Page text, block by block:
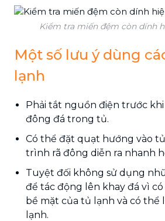
Kiểm tra miến đệm còn dính
Một số lưu ý dùng
lạnh
Phải tắt nguồn điện trước khi
đông đá trong tủ.
Có thể đặt quạt hướng vào
trình rã đông diễn ra nhanh
Tuyệt đối không sử dụng
để tác động lên khay đá vì
bề mặt của tủ lạnh và có thể
lạnh.